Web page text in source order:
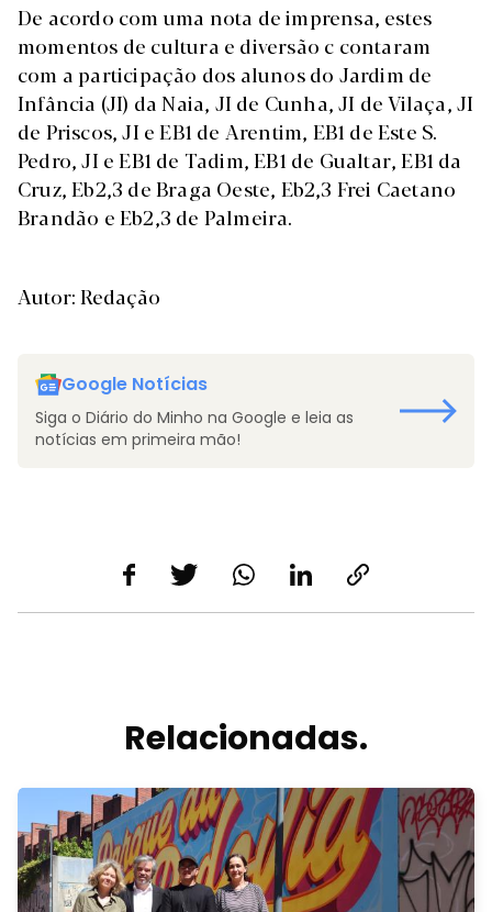
De acordo com uma nota de imprensa, estes
momentos de cultura e diversão c contaram
com a participação dos alunos do Jardim de
Infância (JI) da Naia, JI de Cunha, JI de Vilaça, JI
de Priscos, JI e EB1 de Arentim, EB1 de Este S.
Pedro, JI e EB1 de Tadim, EB1 de Gualtar, EB1 da
Cruz, Eb2,3 de Braga Oeste, Eb2,3 Frei Caetano
Brandão e Eb2,3 de Palmeira.
Autor: Redação
Google Notícias
Siga o Diário do Minho na Google e leia as
notícias em primeira mão!
Relacionadas.